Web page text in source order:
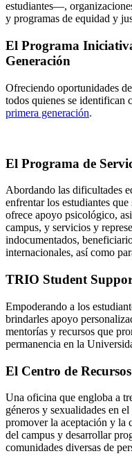
estudiantes—,
y programas de equidad y
El Programa
Generación
Ofreciendo oportunidades
todos quienes se identifican
primera generación.
El Programa de
Abordando las dificultades
enfrentar los estudiantes
ofrece apoyo psicológico,
campus, y servicios y
indocumentados,
internacionales, así como
TRIO Student
Empoderando a los
brindarles apoyo
mentorías y recursos que
permanencia en la
El Centro de
Una oficina que engloba a
géneros y sexualidades en
promover la aceptación y la
del campus y desarrollar
comunidades diversas de